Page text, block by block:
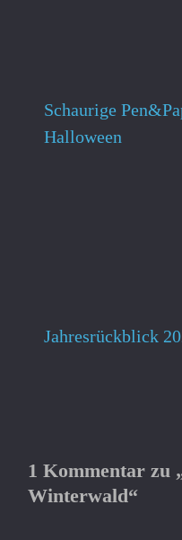
Schaurige
Halloween
Jahresrückblick
1 Kommentar zu
Winterwald“